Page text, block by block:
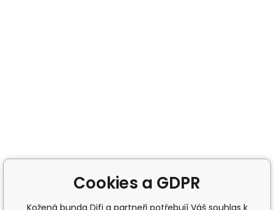
Cookies a GDPR
Kožená bunda Difi a partneři potřebují Váš souhlas k